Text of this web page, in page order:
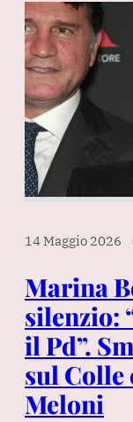
14 Maggio 2026
Marina
silenzio:
il Pd”.
sul Colle
Meloni